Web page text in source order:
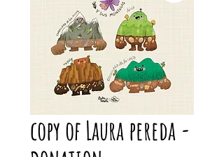
copy of Laura pereda -